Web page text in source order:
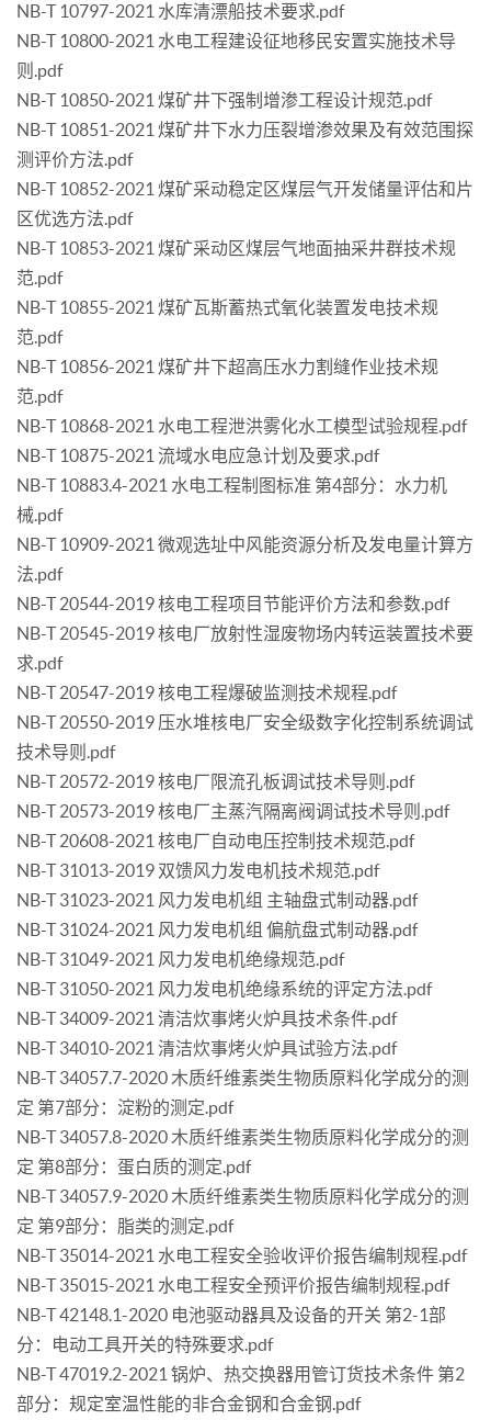
NB-T 10797-2021 水库清漂船技术要求.pdf
NB-T 10800-2021 水电工程建设征地移民安置实施技术导
则.pdf
NB-T 10850-2021 煤矿井下强制增渗工程设计规范.pdf
NB-T 10851-2021 煤矿井下水力压裂增渗效果及有效范围探
测评价方法.pdf
NB-T 10852-2021 煤矿采动稳定区煤层气开发储量评估和片
区优选方法.pdf
NB-T 10853-2021 煤矿采动区煤层气地面抽采井群技术规
范.pdf
NB-T 10855-2021 煤矿瓦斯蓄热式氧化装置发电技术规
范.pdf
NB-T 10856-2021 煤矿井下超高压水力割缝作业技术规
范.pdf
NB-T 10868-2021 水电工程泄洪雾化水工模型试验规程.pdf
NB-T 10875-2021 流域水电应急计划及要求.pdf
NB-T 10883.4-2021 水电工程制图标准 第4部分：水力机
械.pdf
NB-T 10909-2021 微观选址中风能资源分析及发电量计算方
法.pdf
NB-T 20544-2019 核电工程项目节能评价方法和参数.pdf
NB-T 20545-2019 核电厂放射性湿废物场内转运装置技术要
求.pdf
NB-T 20547-2019 核电工程爆破监测技术规程.pdf
NB-T 20550-2019 压水堆核电厂安全级数字化控制系统调试
技术导则.pdf
NB-T 20572-2019 核电厂限流孔板调试技术导则.pdf
NB-T 20573-2019 核电厂主蒸汽隔离阀调试技术导则.pdf
NB-T 20608-2021 核电厂自动电压控制技术规范.pdf
NB-T 31013-2019 双馈风力发电机技术规范.pdf
NB-T 31023-2021 风力发电机组 主轴盘式制动器.pdf
NB-T 31024-2021 风力发电机组 偏航盘式制动器.pdf
NB-T 31049-2021 风力发电机绝缘规范.pdf
NB-T 31050-2021 风力发电机绝缘系统的评定方法.pdf
NB-T 34009-2021 清洁炊事烤火炉具技术条件.pdf
NB-T 34010-2021 清洁炊事烤火炉具试验方法.pdf
NB-T 34057.7-2020 木质纤维素类生物质原料化学成分的测
定 第7部分：淀粉的测定.pdf
NB-T 34057.8-2020 木质纤维素类生物质原料化学成分的测
定 第8部分：蛋白质的测定.pdf
NB-T 34057.9-2020 木质纤维素类生物质原料化学成分的测
定 第9部分：脂类的测定.pdf
NB-T 35014-2021 水电工程安全验收评价报告编制规程.pdf
NB-T 35015-2021 水电工程安全预评价报告编制规程.pdf
NB-T 42148.1-2020 电池驱动器具及设备的开关 第2-1部
分：电动工具开关的特殊要求.pdf
NB-T 47019.2-2021 锅炉、热交换器用管订货技术条件 第2
部分：规定室温性能的非合金钢和合金钢.pdf